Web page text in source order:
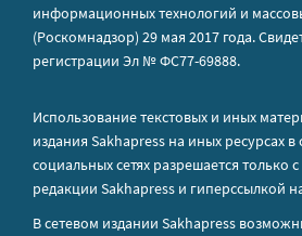
информационных технологий и
(Роскомнадзор) 29 мая 2017 года.
регистрации Эл № ФС77-69888.
Использование текстовых и иных
издания Sakhapress на иных ресурсах в
социальных сетях разрешается только
редакции Sakhapress и гиперссылкой
В сетевом издании Sakhapress